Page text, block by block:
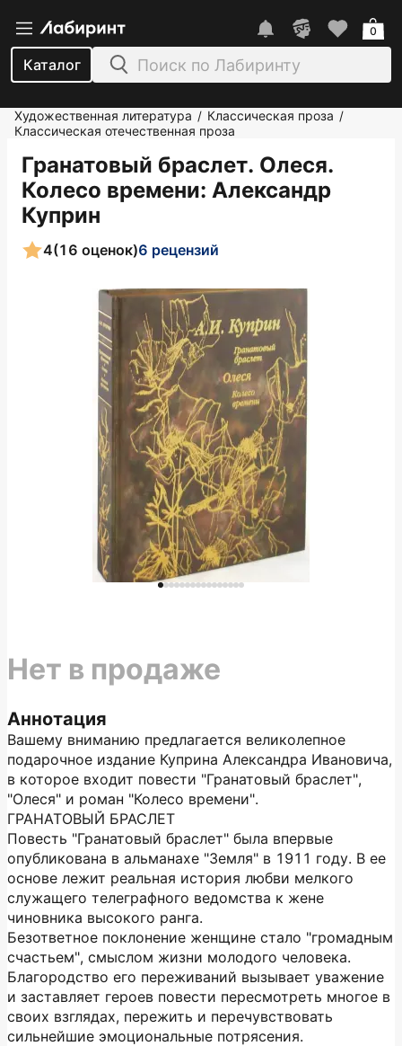
Каталог
0
Художественная литература / Классическая проза /
Классическая отечественная проза
Гранатовый браслет. Олеся.
Колесо времени: Александр
Куприн
4(16 оценок)6 рецензий
Аннотация
Вашему вниманию предлагается великолепное
подарочное издание Куприна Александра Ивановича,
в которое входит повести "Гранатовый браслет",
"Олеся" и роман "Колесо времени".
ГРАНАТОВЫЙ БРАСЛЕТ
Повесть "Гранатовый браслет" была впервые
опубликована в альманахе "Земля" в 1911 году. В ее
основе лежит реальная история любви мелкого
служащего телеграфного ведомства к жене
чиновника высокого ранга.
Безответное поклонение женщине стало "громадным
счастьем", смыслом жизни молодого человека.
Благородство его переживаний вызывает уважение
и заставляет героев повести пересмотреть многое в
своих взглядах, пережить и перечувствовать
сильнейшие эмоциональные потрясения.
Нет в продаже